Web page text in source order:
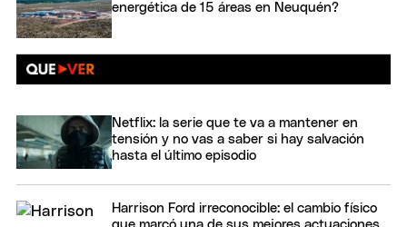
energética de 15 áreas en Neuquén?
Netflix: la serie que te va a mantener en
tensión y no vas a saber si hay salvación
hasta el último episodio
Harrison Ford irreconocible: el cambio físico